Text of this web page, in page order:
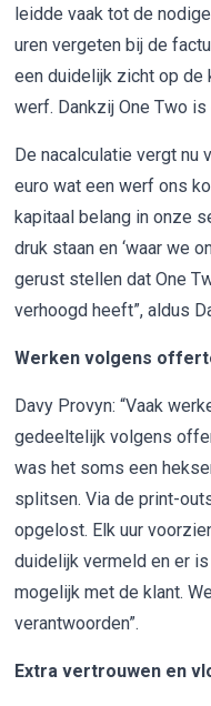
leidde vaak tot de
uren vergeten bij de
een duidelijk zicht op de
werf. Dankzij One Two
De nacalculatie vergt nu
euro wat een werf ons
kapitaal belang in onze
druk staan en ‘waar we
gerust stellen dat One
verhoogd heeft”, aldus
Werken volgens
Davy Provyn: “Vaak
gedeeltelijk volgens
was het soms een
splitsen. Via de print-
opgelost. Elk uur
duidelijk vermeld en er
mogelijk met de klant.
verantwoorden”.
Extra vertrouwen en